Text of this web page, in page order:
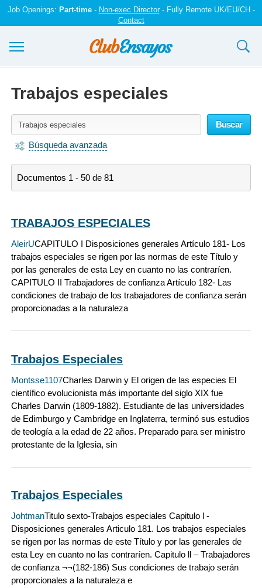
Job Openings: Part-time- Non-exec Director- Fully Remote UK/EU/CH -
Contact
Iniciar sesión
Trabajos especiales
Buscar
Búsqueda avanzada
Documentos 1 - 50 de 81
TRABAJOS ESPECIALES
AleirUCAPITULO I Disposiciones generales Artículo 181- Los
trabajos especiales se rigen por las normas de este Título y
por las generales de esta Ley en cuanto no las contraríen.
CAPITULO II Trabajadores de confianza Artículo 182- Las
condiciones de trabajo de los trabajadores de confianza serán
proporcionadas a la naturaleza
Trabajos Especiales
Montsse1107Charles Darwin y El origen de las especies El
científico evolucionista más importante del siglo XIX fue
Charles Darwin (1809-1882). Estudiante de las universidades
de Edimburgo y Cambridge en Inglaterra, terminó sus estudios
de teología a la edad de 22 años. Preparado para ser ministro
protestante de la Iglesia, sin
Trabajos Especiales
JohtmanTitulo sexto-Trabajos especiales Capitulo l -
Disposiciones generales Articulo 181. Los trabajos especiales
se rigen por las normas de este Título y por las generales de
esta Ley en cuanto no las contraríen. Capitulo ll – Trabajadores
de confianza ¬¬(182-186) Sus condiciones de trabajo serán
proporcionales a la naturaleza e